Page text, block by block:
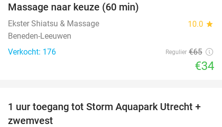
Massage naar keuze (60 min)
Ekster Shiatsu & Massage 10.0 star
Beneden-Leeuwen
Verkocht: 176
Regulier €65
€34
31%
1 uur toegang tot Storm Aquapark Utrecht +
zwemvest